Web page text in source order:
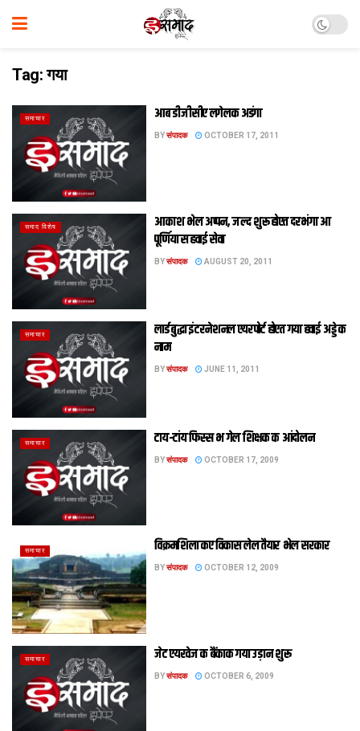
Tag:गया
समाचार आब डीजीसीए लगेलक अडंगा
BYसंपादक OCTOBER 17, 2011
समाद विशेष
आकाश भेल अप्‍पन, जल्द शुरू होएत दरभंगा आ
पूर्णिया स हवाई सेवा
BYसंपादक AUGUST 20, 2011
समाचार
लार्ड बुद्धा इंटरनेशनल एयरपोर्ट होएत गया हवाई अड्डे क
नाम
BYसंपादक JUNE 11, 2011
समाचार टाय-टांय फिस्स भ गेल शिक्षक क आंदोलन
BYसंपादक OCTOBER 17, 2009
समाचार विक्रमशिला कए विकास लेल तैयार भेल सरकार
BYसंपादक OCTOBER 12, 2009
समाचार जेट एयरवेज क बैंकाक गया उड़ान शुरू
BYसंपादक OCTOBER 6, 2009